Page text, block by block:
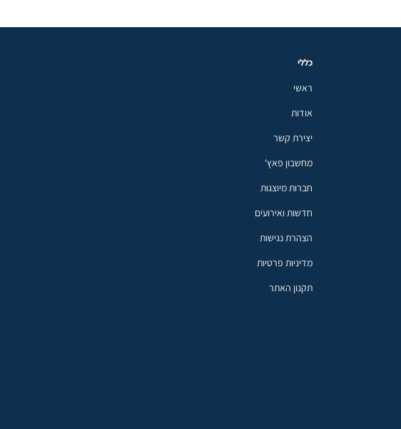
כללי
ראשי
אודות
יצירת קשר
מחשבון פאץ'
חברות מיוצגות
חדשות ואירועים
הצהרת נגישות
מדיניות פרטיות
תקנון האתר